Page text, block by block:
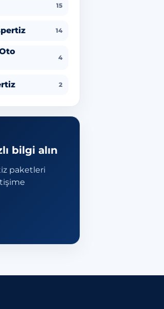
15
14
4
2
bilgi alın
paketleri